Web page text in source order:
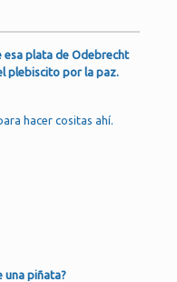
esa plata de Odebrecht
plebiscito por la paz.
hacer cositas ahí.
una piñata?